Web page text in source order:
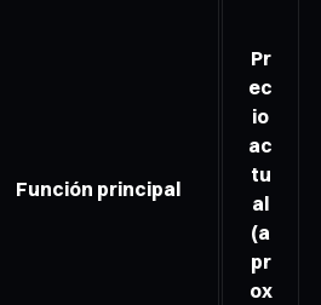
Función principal
Pr
ec
io
ac
tu
al
(a
pr
ox